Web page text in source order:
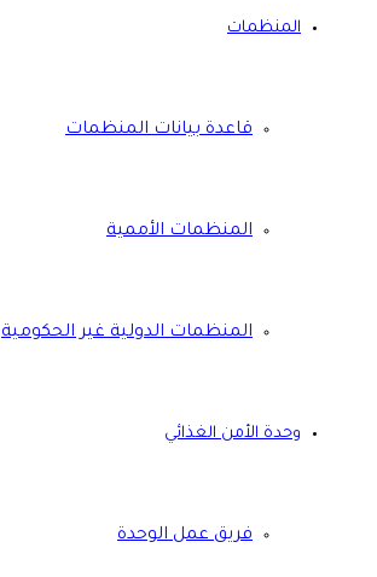
المنظمات
قاعدة بيانات المنظمات
المنظمات الأممية
المنظمات الدولية غير الحكومية
وحدة الأمن الغذائي
فريق عمل الوحدة